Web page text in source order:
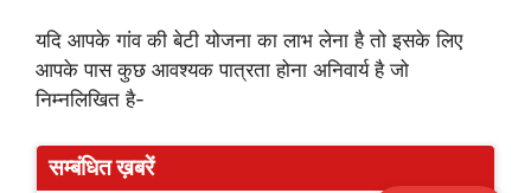
यदि आपके गांव की बेटी योजना का लाभ लेना है तो इसके लिए
आपके पास कुछ आवश्यक पात्रता होना अनिवार्य है जो
निम्नलिखित है-
सम्बंधित ख़बरें